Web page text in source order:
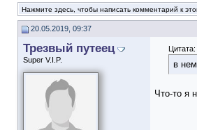
Нажмите здесь, чтобы написать комментарий к
20.05.2019, 09:37
Трезвый путеец
Super V.I.P.
Цитата:
в
Что-то я